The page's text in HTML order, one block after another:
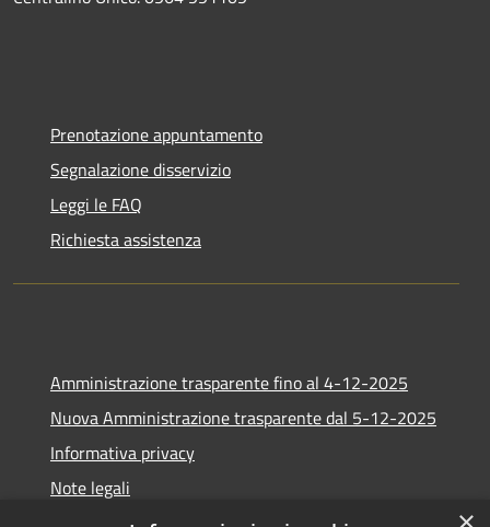
Prenotazione appuntamento
Segnalazione disservizio
Leggi le FAQ
Richiesta assistenza
Amministrazione trasparente fino al 4-12-2025
Nuova Amministrazione trasparente dal 5-12-2025
Informativa privacy
Note legali